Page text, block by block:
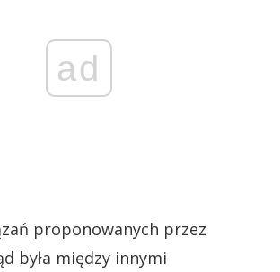
ad
proponowanych przez
była między innymi